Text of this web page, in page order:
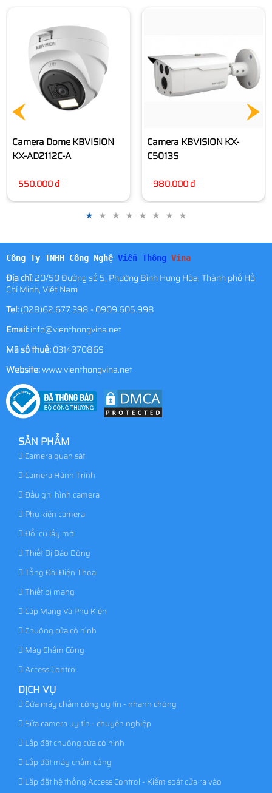
Camera KBVISION KX-
C5013S
980.000 đ
1.525.000 đ
Công Ty TNHH Công Nghệ Viễn Thông Vina
Địa chỉ:20/50 Đường số 5, Phường Bình Hưng Hòa, Thành phố Hồ
Chí Minh, Việt Nam
Tel:(028)62.677.398 - 0909.605.998
Email:info@vienthongvina.net
Mã số thuế:0314370869
Website:www.vienthongvina.net
SẢN PHẨM
Camera quan sát
Camera Hành Trình
Đầu ghi hình camera
Phụ kiện camera
Đổi cũ lấy mới
Thiết Bị Báo Động
Tổng Đài Điện Thoại
Thiết bị mạng
Cáp Mạng Và Phụ Kiện
Chuông cửa có hình
Máy Chấm Công
Access Control
DỊCH VỤ
Sửa máy chấm công uy tín - nhanh chóng
Sửa camera uy tín - chuyên nghiệp
Lắp đặt chuông cửa có hình
Lắp đặt máy chấm công
Lắp đặt hệ thống Access Control - Kiểm soát cửa ra vào